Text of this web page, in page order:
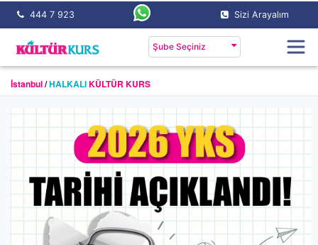
444 7 923 Sizi Arayalım
Şube Seçiniz
İstanbul/HALKALIKÜLTÜR KURS